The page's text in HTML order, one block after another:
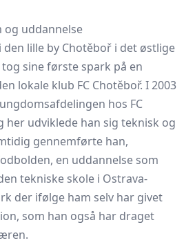
og uddannelse
den lille by Chotěboř i det østlige
sine første spark på en
lokale klub FC Chotěboř. I 2003
hos FC
her udviklede han sig teknisk og
gennemførte han,
en uddannelse som
tekniske skole i Ostrava-
der ifølge ham selv har givet
som han også har draget